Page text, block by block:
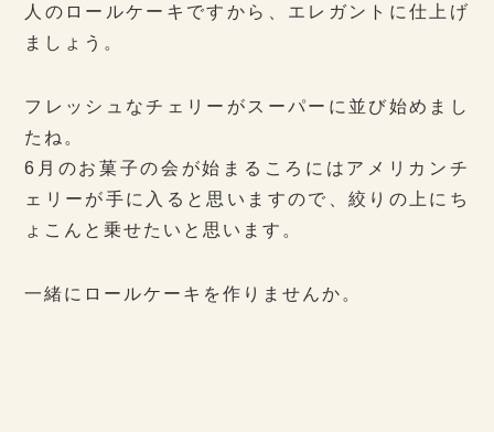
人のロールケーキですから、エレガントに仕上げ
ましょう。
フレッシュなチェリーがスーパーに並び始めまし
たね。
6月のお菓子の会が始まるころにはアメリカンチ
ェリーが手に入ると思いますので、絞りの上にち
ょこんと乗せたいと思います。
一緒にロールケーキを作りませんか。